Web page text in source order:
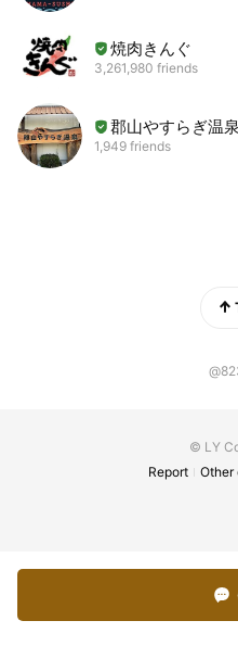
焼肉きんぐ
3,261,980 friends
郡山やすらぎ温泉
1,949 friends
© LY
Report
Other